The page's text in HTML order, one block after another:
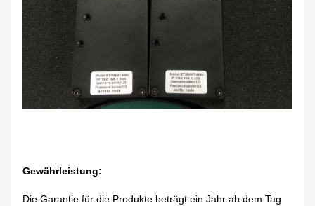
Gewährleistung:
Die Garantie für die Produkte beträgt ein Jahr ab dem Tag